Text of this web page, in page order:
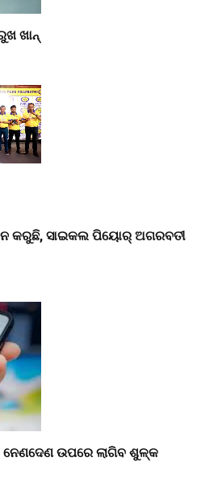
ଖାନ୍
କରୁଛି, ସାଇକଲ ପିୟୋର୍‌ ଅଗରବତୀ
ଉପରେ ଲାଗିବ ଶୁଳ୍କ